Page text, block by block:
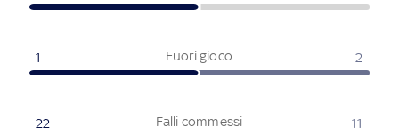
Fuori gioco
1 2
Falli commessi
22 11